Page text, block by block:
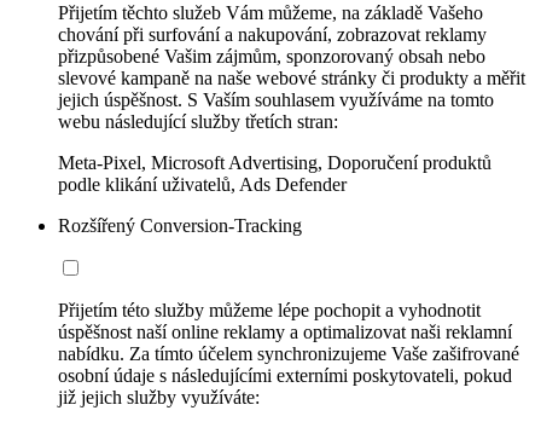
Přijetím těchto služeb Vám můžeme, na základě Vašeho
chování při surfování a nakupování, zobrazovat reklamy
přizpůsobené Vašim zájmům, sponzorovaný obsah nebo
slevové kampaně na naše webové stránky či produkty a měřit
jejich úspěšnost. S Vaším souhlasem využíváme na tomto
webu následující služby třetích stran:
Meta-Pixel, Microsoft Advertising, Doporučení produktů
podle klikání uživatelů, Ads Defender
Rozšířený Conversion-Tracking
Přijetím této služby můžeme lépe pochopit a vyhodnotit
úspěšnost naší online reklamy a optimalizovat naši reklamní
nabídku. Za tímto účelem synchronizujeme Vaše zašifrované
osobní údaje s následujícími externími poskytovateli, pokud
již jejich služby využíváte: